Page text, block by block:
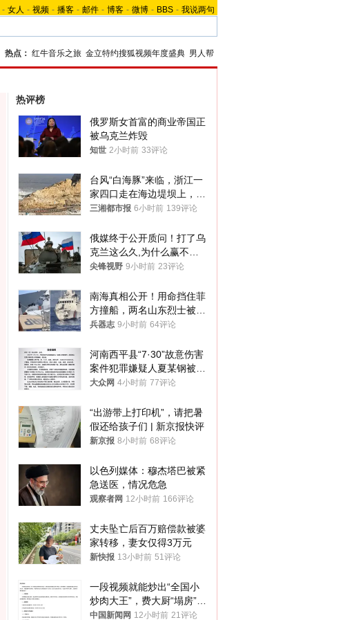
- 女人 - 视频 - 播客 - 邮件 - 博客 - 微博 - BBS - 我说两句
热点： 红牛音乐之旅 金立特约搜狐视频年度盛典 男人帮
热评榜
俄罗斯女首富的商业帝国正
被乌克兰炸毁
知世 2小时前 33评论
台风“白海豚”来临，浙江一
家四口走在海边堤坝上，其
中9岁男孩被巨浪卷入海
三湘都市报 6小时前 139评论
俄媒终于公开质问！打了乌
克兰这么久,为什么赢不了?
答案令人沉默
尖锋视野 9小时前 23评论
南海真相公开！用命挡住菲
方撞船，两名山东烈士被授
武警最高荣誉
兵器志 9小时前 64评论
河南西平县“7·30”故意伤害
案件犯罪嫌疑人夏某钢被抓
获
大众网 4小时前 77评论
“出游带上打印机”，请把暑
假还给孩子们 | 新京报快评
新京报 8小时前 68评论
以色列媒体：穆杰塔巴被紧
急送医，情况危急
观察者网 12小时前 166评论
丈夫坠亡后百万赔偿款被婆
家转移，妻女仅得3万元
新快报 13小时前 51评论
一段视频就能炒出“全国小
炒肉大王”，费大厨“塌房”了
吗？
中国新闻网 12小时前 21评论